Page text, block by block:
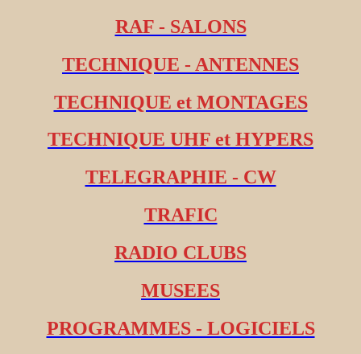
RAF - SALONS
TECHNIQUE - ANTENNES
TECHNIQUE et MONTAGES
TECHNIQUE UHF et HYPERS
TELEGRAPHIE - CW
TRAFIC
RADIO CLUBS
MUSEES
PROGRAMMES - LOGICIELS